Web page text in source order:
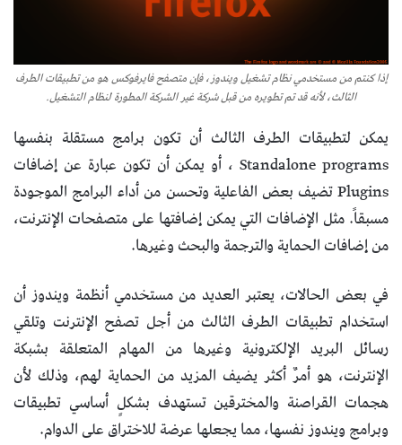
إذا كنتم من مستخدمي نظام تشغيل ويندوز، فإن متصفح فايرفوكس هو من تطبيقات الطرف
الثالث، لأنه قد تم تطويره من قبل شركة غير الشركة المطورة لنظام التشغيل.
يمكن لتطبيقات الطرف الثالث أن تكون برامج مستقلة بنفسها
Standalone programs ، أو يمكن أن تكون عبارة عن إضافات
Plugins تضيف بعض الفاعلية وتحسن من أداء البرامج الموجودة
مسبقاً. مثل الإضافات التي يمكن إضافتها على متصفحات الإنترنت،
من إضافات الحماية والترجمة والبحث وغيرها.
في بعض الحالات، يعتبر العديد من مستخدمي أنظمة ويندوز أن
استخدام تطبيقات الطرف الثالث من أجل تصفح الإنترنت وتلقي
رسائل البريد الإلكترونية وغيرها من المهام المتعلقة بشبكة
الإنترنت، هو أمرٌ أكثر يضيف المزيد من الحماية لهم، وذلك لأن
هجمات القراصنة والمخترقين تستهدف بشكلٍ أساسي تطبيقات
وبرامج ويندوز نفسها، مما يجعلها عرضة للاختراق على الدوام.